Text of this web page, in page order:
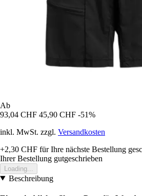
Ab
93,04 CHF 45,90 CHF -51%
inkl. MwSt. zzgl. Versandkosten
+2,30 CHF für Ihre nächste Bestellung
Ihrer Bestellung gutgeschrieben
Loading...
Beschreibung